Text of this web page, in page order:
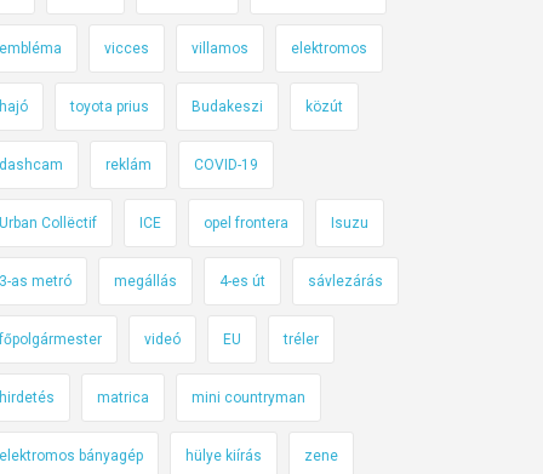
embléma vicces villamos elektromos
hajó toyota prius Budakeszi közút
dashcam reklám COVID-19
Urban Collëctif ICE opel frontera Isuzu
3-as metró megállás 4-es út sávlezárás
főpolgármester videó EU tréler
hirdetés matrica mini countryman
elektromos bányagép hülye kiírás zene